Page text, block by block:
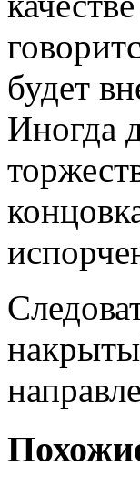
будет
Иногда